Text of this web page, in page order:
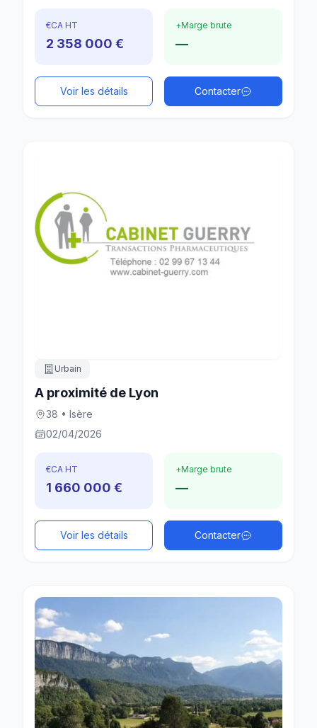
€CA HT
2 358 000 €
+Marge brute
—
Voir les détails Contacter
Urbain
A proximité de Lyon
38 • Isère
02/04/2026
€CA HT
1 660 000 €
+Marge brute
—
Voir les détails Contacter